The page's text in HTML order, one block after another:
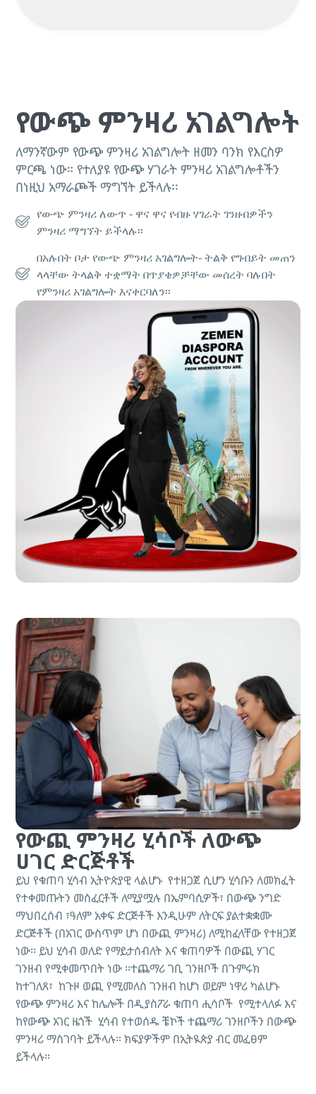
የውጭ ምንዛሪ አገልግሎት
ለማንኛውም የውጭ ምንዛሪ አገልግሎት ዘመን ባንክ የእርስዎ
ምርጫ ነው። የተለያዩ የውጭ ሃገራት ምንዛሪ አገልግሎቶችን
በነዚህ አማራጮች ማግኘት ይችላሉ፡፡
የውጭ ምንዛሪ ለውጥ - ዋና ዋና የብዙ ሃገራት ገንዘብዎችን
ምንዛሪ ማግኘት ይችላሉ፡፡
በአሉበት ቦታ የውጭ ምንዛሪ አገልግሎት- ትልቅ የግብይት መጠን
ላላቸው ትላልቅ ተቋማት በጥያቄዎቻቸው መሰረት ባሉበት
የምንዛሪ አገልግሎት እናቀርባለን፡፡
የውጪ ምንዛሪ ሂሳቦች ለውጭ
ሀገር ድርጅቶች
ይህ የቁጠባ ሂሳብ ኢትዮጵያዊ ላልሆኑ የተዘጋጀ ሲሆን ሂሳቡን ለመክፈት
የተቀመጡትን መስፈርቶች ለሚያሟሉ በኤምባሲዎች፣ በውጭ ንግድ
ማህበረሰብ ፣ዓለም አቀፍ ድርጅቶች እንዲሁም ለትርፍ ያልተቋቋሙ
ድርጅቶች(በአገር ውስጥም ሆነ በውጪ ምንዛሪ)ለሚከፈላቸው የተዘጋጀ
ነው፡፡ ይህ ሂሳብ ወለድ የማይታሰብለት እና ቁጠባዎች በውጪ ሃገር
ገንዘብ የሚቀመጥበት ነው ፡፡ተጨማሪ ገቢ ገንዘቦች በጉምሩክ
ከተገለጸ፣ ከጉዞ ወጪ የሚመለስ ገንዘብ ከሆነ ወይም ነዋሪ ካልሆኑ
የውጭ ምንዛሪ እና ከሌሎች በዲያስፖራ ቁጠባ ሒሳቦች የሚተላለፉ እና
ከየውጭ አገር ዜጎች ሂሳብ የተወሰዱ ቼኮች ተጨማሪ ገንዘቦችን በውጭ
ምንዛሪ ማስገባት ይችላሉ። ክፍያዎችም በኢትዪጵያ ብር መፈፀም
ይችላሉ፡፡